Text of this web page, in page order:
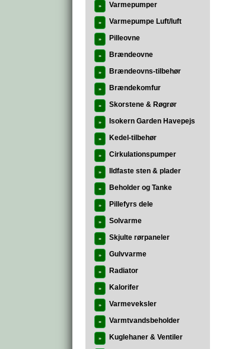
» Varmepumper
» Varmepumpe Luft/luft
» Pilleovne
» Brændeovne
» Brændeovns-tilbehør
» Brændekomfur
» Skorstene & Røgrør
» Isokern Garden Havepejs
» Kedel-tilbehør
» Cirkulationspumper
» Ildfaste sten & plader
» Beholder og Tanke
» Pillefyrs dele
» Solvarme
» Skjulte rørpaneler
» Gulvvarme
» Radiator
» Kalorifer
» Varmeveksler
» Varmtvandsbeholder
» Kuglehaner & Ventiler